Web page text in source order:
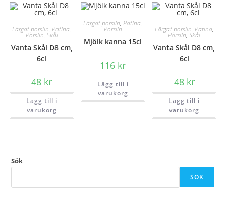
Färgat porslin,Patina,
Porslin, Skål
Vanta Skål D8 cm,
6cl
48 kr
Lägg till i
varukorg
Färgat porslin,Patina,
Porslin
Mjölk kanna 15cl
116 kr
Lägg till i
varukorg
Färgat porslin, Patina,
Porslin,Skål
Vanta Skål D8 cm,
6cl
48 kr
Lägg till i
varukorg
Sök
SÖK